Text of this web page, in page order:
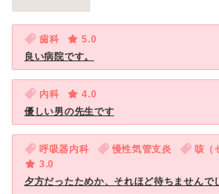
歯科
5.0
良い病院です。
内科
4.0
優しい男の先生です
呼吸器内科 慢性気管支炎
咳（
3.0
夕方だったためか、それほど待ちませんで